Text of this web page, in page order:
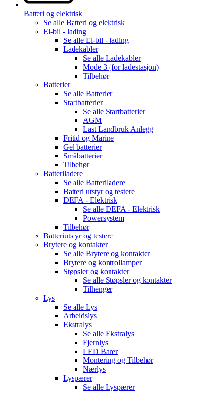
Batteri og elektrisk
Se alle Batteri og elektrisk
El-bil - lading
Se alle El-bil - lading
Ladekabler
Se alle Ladekabler
Mode 3 (for ladestasjon)
Tilbehør
Batterier
Se alle Batterier
Startbatterier
Se alle Startbatterier
AGM
Last Landbruk Anlegg
Fritid og Marine
Gel batterier
Småbatterier
Tilbehør
Batteriladere
Se alle Batteriladere
Batteri utstyr og testere
DEFA - Elektrisk
Se alle DEFA - Elektrisk
Powersystem
Tilbehør
Batteriutstyr og testere
Brytere og kontakter
Se alle Brytere og kontakter
Brytere og kontrollamper
Støpsler og kontakter
Se alle Støpsler og kontakter
Tilhenger
Lys
Se alle Lys
Arbeidslys
Ekstralys
Se alle Ekstralys
Fjernlys
LED Barer
Montering og Tilbehør
Nærlys
Lyspærer
Se alle Lyspærer